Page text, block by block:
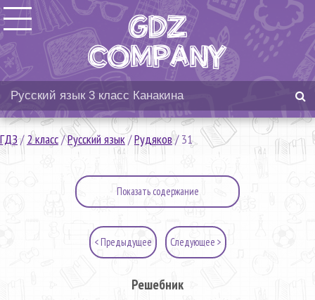
ГДЗ/2 класс/Русский язык/Рудяков/31
Показать содержание
< Предыдущее Следующее >
Решебник